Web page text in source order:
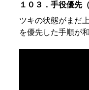
１０３．手役優先
ツキの状態がまだ
を優先した手順が